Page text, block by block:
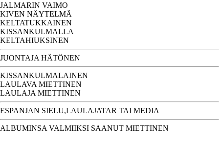
JALMARIN VAIMO
KIVEN NÄYTELMÄ
KELTATUKKAINEN
KISSANKULMALLA
KELTAHIUKSINEN
JUONTAJA HÄTÖNEN
KISSANKULMALAINEN
LAULAVA MIETTINEN
LAULAJA MIETTINEN
ESPANJAN SIELU,LAULAJATAR TAI MEDIA
ALBUMINSA VALMIIKSI SAANUT MIETTINEN